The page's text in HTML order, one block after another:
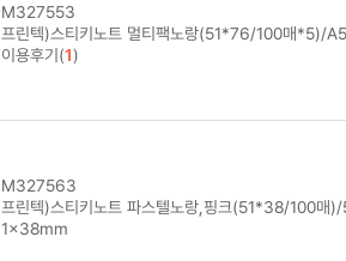
M327553
프린텍)스티키노트 멀티팩노랑(51*76/100매*5)/
이용후기(1)
M327563
프린텍)스티키노트 파스텔노랑,핑크(51*38/100매
1x38mm